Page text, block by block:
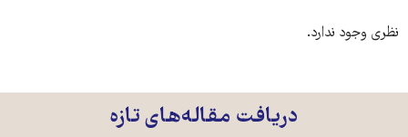
نظری وجود ندارد.
دریافت مقاله‌های تازه